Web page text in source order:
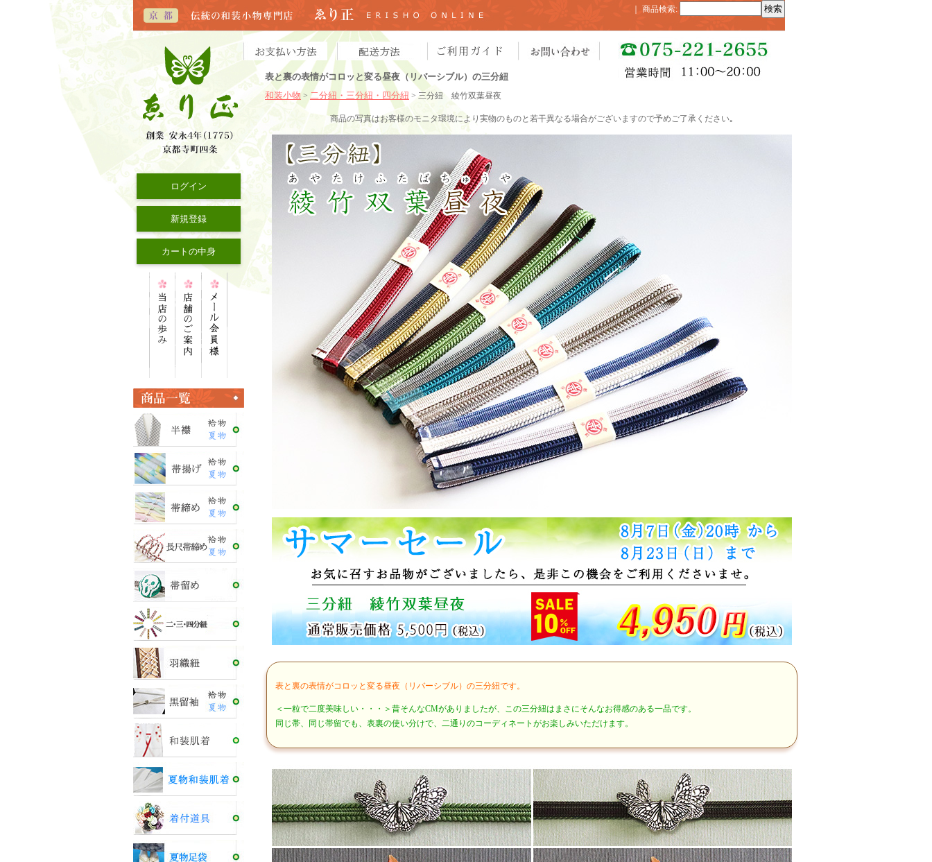
商品検索:
ログイン
新規登録
カートの中身
表と裏の表情がコロッと変る昼夜（リバーシブル）の三分紐
和装小物 > 二分紐・三分紐・四分紐 > 三分紐 綾竹双葉昼夜
商品の写真はお客様のモニタ環境により実物のものと若干異なる場合がございますので予めご了承ください｡
表と裏の表情がコロッと変る昼夜（リバーシブル）の三分紐です。
＜一粒で二度美味しい・・・＞昔そんなCMがありましたが、この三分紐はまさにそんなお得感のある一品です。
同じ帯、同じ帯留でも、表裏の使い分けで、二通りのコーディネートがお楽しみいただけます。